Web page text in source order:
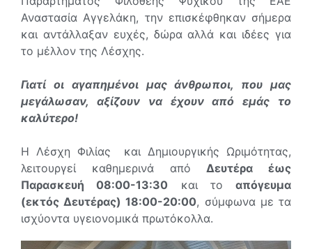
Αναστασία Αγγελάκη, την επισκέφθηκαν σήμερα
και αντάλλαξαν ευχές, δώρα αλλά και ιδέες για
το μέλλον της Λέσχης.
Γιατί οι αγαπημένοι μας άνθρωποι, που μας
μεγάλωσαν, αξίζουν να έχουν από εμάς το
καλύτερο!
Η Λέσχη Φιλίας και Δημιουργικής Ωριμότητας,
λειτουργεί καθημερινά απόΔευτέρα έως
Παρασκευή 08:00-13:30 και το απόγευμα
(εκτός Δευτέρας) 18:00-20:00, σύμφωνα με τα
ισχύοντα υγειονομικά πρωτόκολλα.